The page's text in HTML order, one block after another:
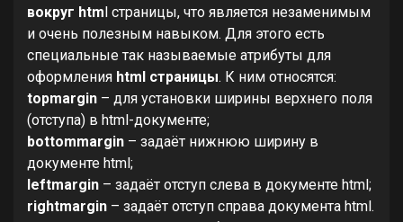
вокруг html страницы, что является незаменимым
и очень полезным навыком. Для этого есть
специальные так называемые атрибуты для
оформления html страницы. К ним относятся:
topmargin – для установки ширины верхнего поля
(отступа) в html-документе;
bottommargin – задаёт нижнюю ширину в
документе html;
leftmargin – задаёт отступ слева в документе html;
rightmargin – задаёт отступ справа документа html.